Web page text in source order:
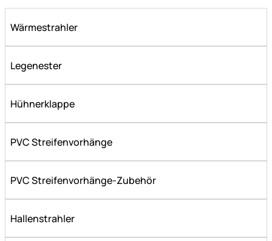
Wärmestrahler
Legenester
Hühnerklappe
PVC Streifenvorhänge
PVC Streifenvorhänge-Zubehör
Hallenstrahler